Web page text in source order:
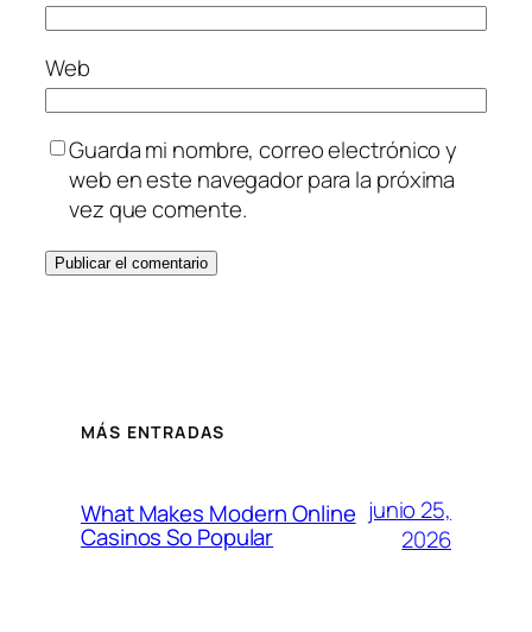
Web
Guarda mi nombre, correo electrónico y
web en este navegador para la próxima
vez que comente.
MÁS ENTRADAS
What Makes Modern Online
Casinos So Popular
junio 25,
2026